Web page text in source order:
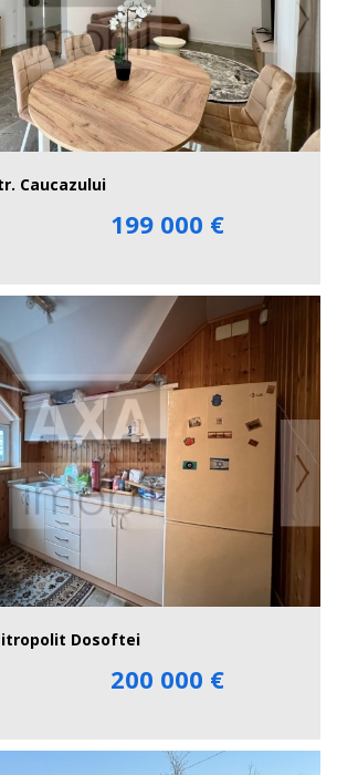
Caucazului
199 000 €
Dosoftei
200 000 €